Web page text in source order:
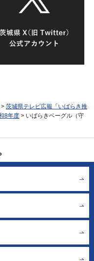
> 茨城県テレビ広報「いばらき推
8年度 > いばらきベーグル（守